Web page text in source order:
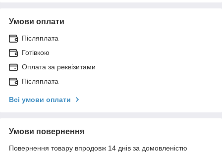
Умови оплати
Післяплата
Готівкою
Оплата за реквізитами
Післяплата
Всі умови оплати
Умови повернення
Повернення товару впродовж 14 днів за домовленістю